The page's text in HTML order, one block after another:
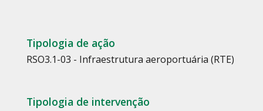
Tipologia de ação
RSO3.1-03 - Infraestrutura aeroportuária (RTE)
Tipologia de intervenção